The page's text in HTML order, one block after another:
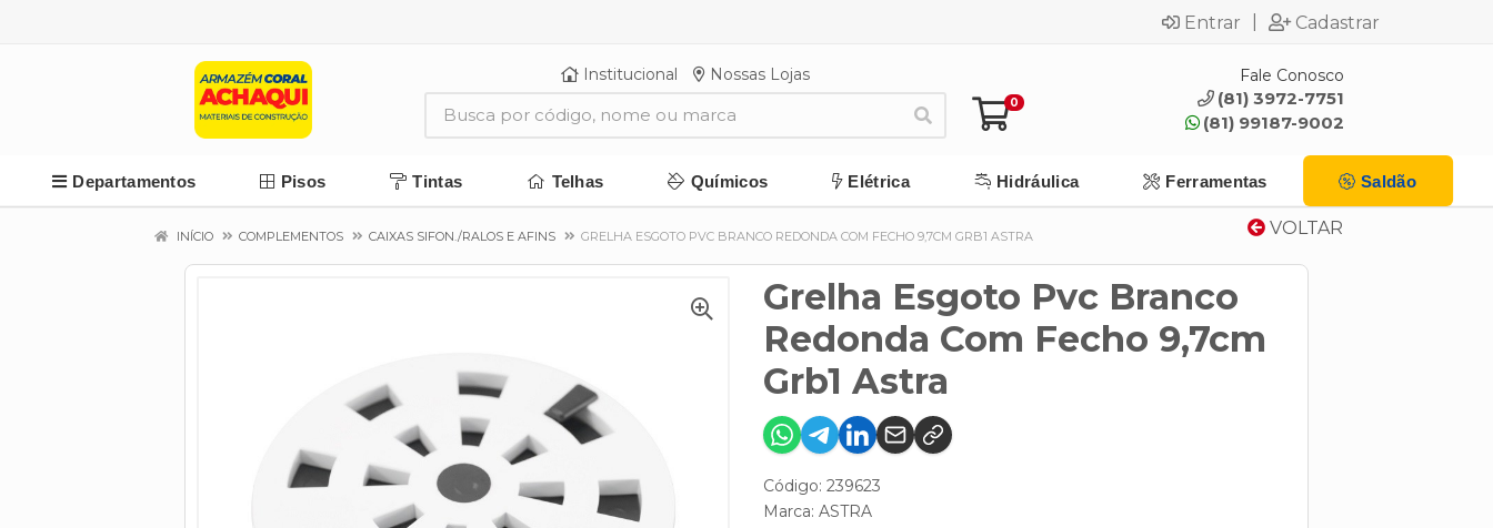
Entrar Cadastrar
Institucional Nossas Lojas
0
Fale Conosco
(81) 3972-7751
(81) 99187-9002
Departamentos Pisos Tintas Telhas Químicos Elétrica Hidráulica Ferramentas Saldão
VOLTAR
INÍCIO COMPLEMENTOS CAIXAS SIFON./RALOS E AFINS GRELHA ESGOTO PVC BRANCO REDONDA COM FECHO 9,7CM GRB1 ASTRA
Grelha Esgoto Pvc Branco
Redonda Com Fecho 9,7cm
Grb1 Astra
Código: 239623
Marca: ASTRA